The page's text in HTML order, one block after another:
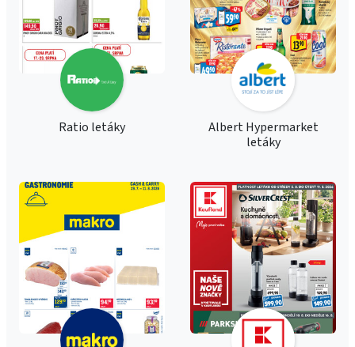
Ratio letáky
Albert Hypermarket
letáky